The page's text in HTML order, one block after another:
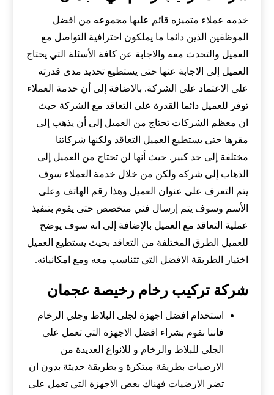
خدمه عملاء متميزه قائم عليها مجموعه من افضل
الموظفين الذين دائما ما يملكون احترافية التواصل مع
العميل والتحدث معه والاجابة عن كافة الأسئلة التي يحتاج
العميل إلى الاجابة عنها حتى يستطيع تحديد مدى قدرته
على الاعتماد على الشركة. بالاضافة إلى أن خدمة العملاء
توفر للعميل دائما القدرة على التعاقد مع الشركة حيث
ان معظم الشركات تحتاج من العميل إلى أن يذهب إلى
مقرها حتى يستطيع العميل التعاقد ولكنها شركاتنا
مختلفة إلى حد كبير. حيث أنها لن تحتاج من العميل إلى
الذهاب إلى شركه ولكن من خلال خدمة العملاء سوف
يتم التعرف على عنوان العميل وهذا رقم الهاتف وعلى
الأسم وسوف يتم إرسال فني متخصص حتى يقوم بتنفيذ
عملية التعاقد مع العميل بالإضافة إلى انه سوف يوضح
للعميل الطرق المختلفة من التعاقد بحيث يستطيع العميل
اختيار الطريقة الافضل التي تتناسب معه ومع امكانياته.
شركة تركيب رخام رخيصة عجمان
استخدام افضل اجهزة لجلى البلاط وجلي الرخام
فاننا نقوم بشراء افضل الاجهزة التي تعمل على
الجلي للبلاط والرخام و للانواع العديدة من
الارضيات بطريقة مبتكرة و بطريقة حديثة بدون ان
تضر الارضيات فهناك بعض الاجهزة التي تعمل على